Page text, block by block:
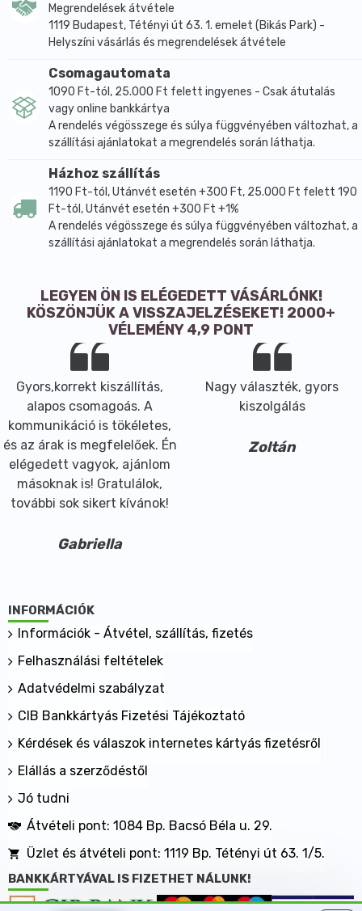
Himalaya sóként.
A Naturmind kristálysó rózsaszín finom
gluténmentes, nem bio minősítésű termék. A
Himalaya só a gyártói tájékoztatás szerint nem
tartalmaz jódot, ezért jódozott sónak nem tekinthető.
Száraz, hűvös helyen tartandó, minőségét korlátlan
ideig megőrzi.
Főbb hatóanyagok és összetevők
Összetevők: himalájai só
Só 99,5 g / 100 g
Energia 0 kJ / 0 kcal / 100 g
Zsír 0 g / 100 g
Szénhidrát 0 g / 100 g
amelyből cukrok 0 g / 100 g
Fehérje 0 g / 100 g
feltüntetett segédanyagot.
Nettó tömeg: 500 g
Megrendelések átvétele
1119 Budapest, Tétényi út 63. 1. emelet (Bikás Park) -
Helyszíni vásárlás és megrendelések átvétele
Csomagautomata
1090 Ft-tól, 25.000 Ft felett ingyenes - Csak átutalás
vagy online bankkártya
A rendelés végösszege és súlya függvényében változhat, a
szállítási ajánlatokat a megrendelés során láthatja.
Házhoz szállítás
1190 Ft-tól, Utánvét esetén +300 Ft, 25.000 Ft felett 190
Ft-tól, Utánvét esetén +300 Ft +1%
A rendelés végösszege és súlya függvényében változhat, a
szállítási ajánlatokat a megrendelés során láthatja.
LEGYEN ÖN IS ELÉGEDETT VÁSÁRLÓNK!
KÖSZÖNJÜK A VISSZAJELZÉSEKET! 2000+
VÉLEMÉNY 4,9 PONT
Gyors,korrekt kiszállítás,
alapos csomagoás. A
kommunikáció is tökéletes,
és az árak is megfelelőek. Én
elégedett vagyok, ajánlom
másoknak is! Gratulálok,
további sok sikert kívánok!
Gabriella
Nagy választék, gyors
kiszolgálás
Zoltán
INFORMÁCIÓK
Információk - Átvétel, szállítás, fizetés
Felhasználási feltételek
Adatvédelmi szabályzat
CIB Bankkártyás Fizetési Tájékoztató
Kérdések és válaszok internetes kártyás fizetésről
Elállás a szerződéstől
Jó tudni
Átvételi pont: 1084 Bp. Bacsó Béla u. 29.
Üzlet és átvételi pont: 1119 Bp. Tétényi út 63. 1/5.
BANKKÁRTYÁVAL IS FIZETHET NÁLUNK!